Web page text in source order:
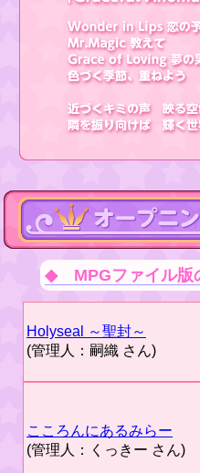
◆ MPGファイル版
Holyseal ～聖封～
(管理人：嗣織 さん)
こころんにあるみらー
(管理人：くっきー さん)